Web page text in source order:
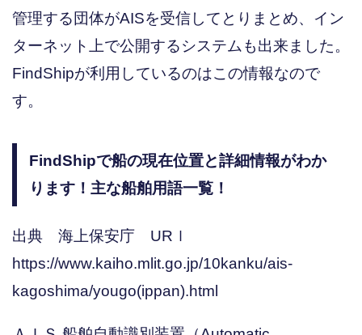
管理する団体がAISを受信してとりまとめ、イン
ターネット上で公開するシステムも出来ました。
FindShipが利用しているのはこの情報なので
す。
FindShipで船の現在位置と詳細情報がわか
ります！主な船舶用語一覧！
出典 海上保安庁 URｌ
https://www.kaiho.mlit.go.jp/10kanku/ais-
kagoshima/yougo(ippan).html